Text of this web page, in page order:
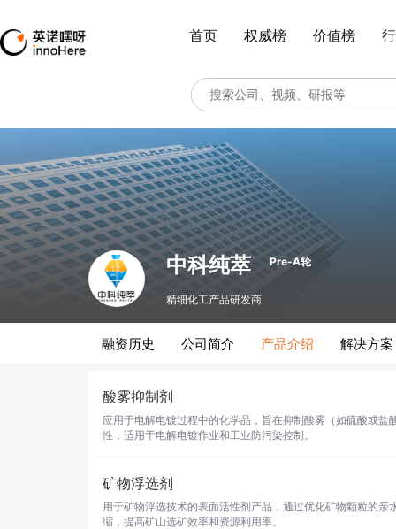
首页 权威榜 价值榜
中科纯萃 Pre-A轮
精细化工产品研发商
融资历史 公司简介 产品介绍 解决方案
酸雾抑制剂
应用于电解电镀过程中的化学品，旨在抑制酸雾（如硫酸或
性，适用于电解电镀作业和工业防污染控制。
矿物浮选剂
用于矿物浮选技术的表面活性剂产品，通过优化矿物颗粒的
缩，提高矿山选矿效率和资源利用率。